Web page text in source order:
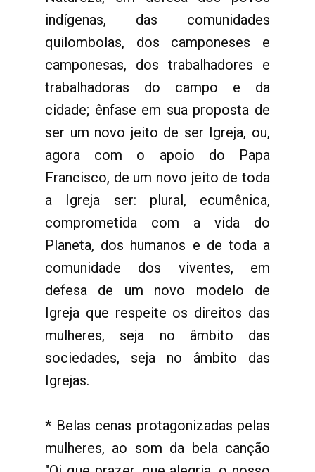
indígenas, das comunidades
quilombolas, dos camponeses e
camponesas, dos trabalhadores e
trabalhadoras do campo e da
cidade; ênfase em sua proposta de
ser um novo jeito de ser Igreja, ou,
agora com o apoio do Papa
Francisco, de um novo jeito de toda
a Igreja ser: plural, ecumênica,
comprometida com a vida do
Planeta, dos humanos e de toda a
comunidade dos viventes, em
defesa de um novo modelo de
Igreja que respeite os direitos das
mulheres, seja no âmbito das
sociedades, seja no âmbito das
Igrejas.
* Belas cenas protagonizadas pelas
mulheres, ao som da bela canção